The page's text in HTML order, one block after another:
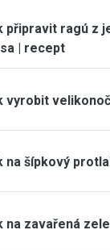
připravit ragú z
| recept
vyrobit
na šípkový
na zavařená